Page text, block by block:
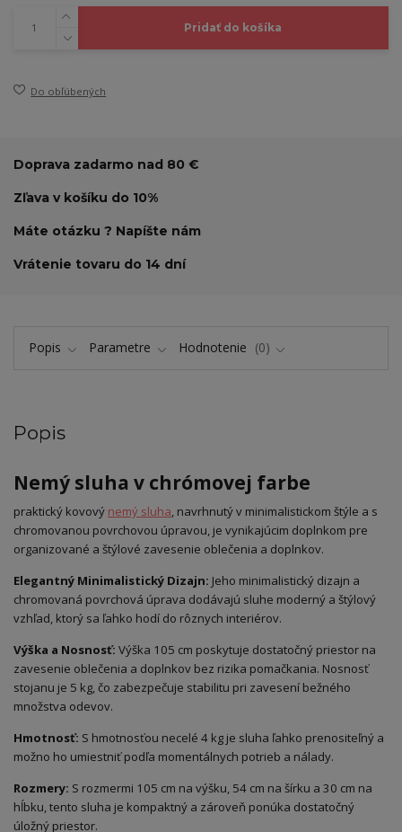
Pridať do košíka
Do obľúbených
Doprava zadarmo nad 80 €
Zľava v košíku do 10%
Máte otázku ? Napíšte nám
Vrátenie tovaru do 14 dní
Popis Parametre Hodnotenie 0
Popis
Nemý sluha v chrómovej farbe
praktický kovový nemý sluha, navrhnutý v minimalistickom štýle a s
chromovanou povrchovou úpravou, je vynikajúcim doplnkom pre
organizované a štýlové zavesenie oblečenia a doplnkov.
Elegantný Minimalistický Dizajn: Jeho minimalistický dizajn a
chromovaná povrchová úprava dodávajú sluhe moderný a štýlový
vzhľad, ktorý sa ľahko hodí do rôznych interiérov.
Výška a Nosnosť: Výška 105 cm poskytuje dostatočný priestor na
zavesenie oblečenia a doplnkov bez rizika pomačkania. Nosnosť
stojanu je 5 kg, čo zabezpečuje stabilitu pri zavesení bežného
množstva odevov.
Hmotnosť: S hmotnosťou necelé 4 kg je sluha ľahko prenositeľný a
možno ho umiestniť podľa momentálnych potrieb a nálady.
Rozmery: S rozmermi 105 cm na výšku, 54 cm na šírku a 30 cm na
hĺbku, tento sluha je kompaktný a zároveň ponúka dostatočný
úložný priestor.